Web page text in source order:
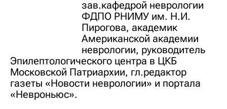
зав.кафедрой неврологии
ФДПО РНИМУ им. Н.И.
Пирогова, академик
Американской академии
неврологии, руководитель
Эпилептологического центра в ЦКБ
Московской Патриархии, гл.редактор
газеты «Новости неврологии» и портала
«Невроньюс».